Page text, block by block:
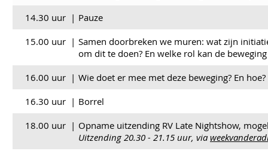
14.30 uur | Pauze
15.00 uur | Samen doorbreken we muren: wat zijn
om dit te doen? En welke rol kan de
16.00 uur | Wie doet er mee met deze beweging? En hoe?
16.30 uur | Borrel
18.00 uur | Opname uitzending RV Late Nightshow,
Uitzending 20.30 - 21.15 uur, via